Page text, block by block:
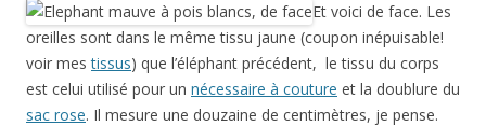
Et voici de face. Les
oreilles sont dans le même tissu jaune (coupon inépuisable!
voir mestissus) que l’éléphant précédent, le tissu du corps
est celui utilisé pour un nécessaire à couture et la doublure du
sac rose. Il mesure une douzaine de centimètres, je pense.